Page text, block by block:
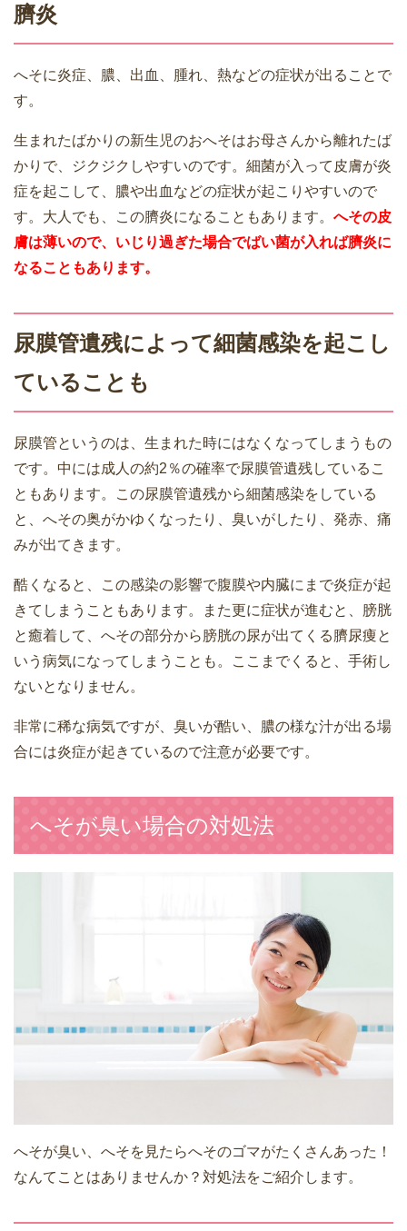
臍炎
へそに炎症、膿、出血、腫れ、熱などの症状が出ることで
す。
生まれたばかりの新生児のおへそはお母さんから離れたば
かりで、ジクジクしやすいのです。細菌が入って皮膚が炎
症を起こして、膿や出血などの症状が起こりやすいので
す。大人でも、この臍炎になることもあります。 へその皮
膚は薄いので、いじり過ぎた場合でばい菌が入れば臍炎に
なることもあります。
尿膜管遺残によって細菌感染を起こし
ていることも
尿膜管というのは、生まれた時にはなくなってしまうもの
です。中には成人の約2％の確率で尿膜管遺残しているこ
ともあります。この尿膜管遺残から細菌感染をしている
と、へその奥がかゆくなったり、臭いがしたり、発赤、痛
みが出てきます。
酷くなると、この感染の影響で腹膜や内臓にまで炎症が起
きてしまうこともあります。また更に症状が進むと、膀胱
と癒着して、へその部分から膀胱の尿が出てくる臍尿痩と
いう病気になってしまうことも。ここまでくると、手術し
ないとなりません。
非常に稀な病気ですが、臭いが酷い、膿の様な汁が出る場
合には炎症が起きているので注意が必要です。
へそが臭い場合の対処法
へそが臭い、へそを見たらへそのゴマがたくさんあった！
なんてことはありませんか？対処法をご紹介します。